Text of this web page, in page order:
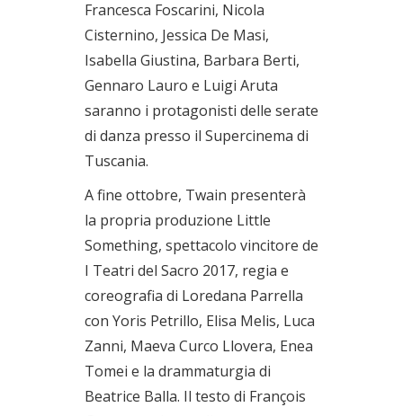
Francesca Foscarini, Nicola
Cisternino, Jessica De Masi,
Isabella Giustina, Barbara Berti,
Gennaro Lauro e Luigi Aruta
saranno i protagonisti delle serate
di danza presso il Supercinema di
Tuscania.
A fine ottobre, Twain presenterà
la propria produzione Little
Something, spettacolo vincitore de
I Teatri del Sacro 2017, regia e
coreografia di Loredana Parrella
con Yoris Petrillo, Elisa Melis, Luca
Zanni, Maeva Curco Llovera, Enea
Tomei e la drammaturgia di
Beatrice Balla. Il testo di François